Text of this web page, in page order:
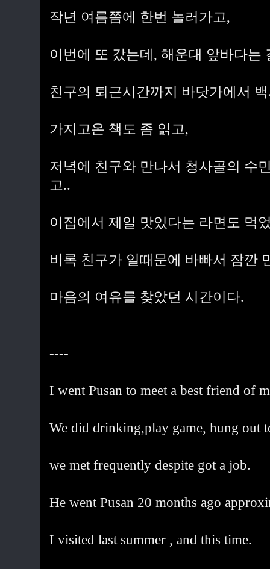
작년 여름쯤에 한번 놀러가고,
이번에 또 갔는데, 해운대 앞바다는
친구의 퇴근시간까지 바닷가에서
가지고온 책도 좀 읽고,
저녁에 친구와 만나서 청사골의 수
고..
이집에서 제일 맛있다는 라면도 먹
비록 친구가 일때문에 바빠서 잠깐
마음의 여유를 찾았던 시간이다.
----
I went Pusan to meet a best friend of
We did drinking,play game, hung out
we met frequently despite got a job.
He went Pusan 20 months ago
I visited last summer , and this time.